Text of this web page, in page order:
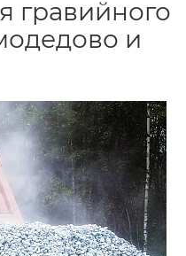
гравийного
и